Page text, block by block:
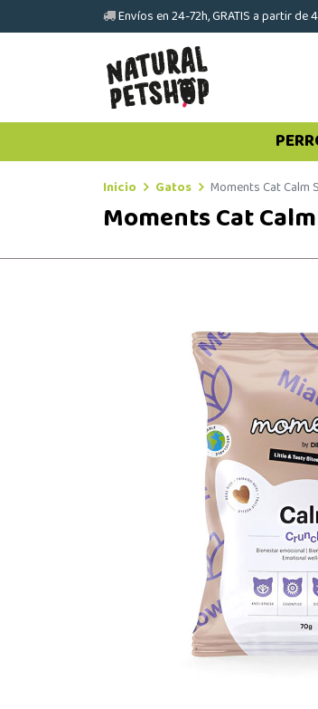
Envíos en 24-72h, GRATIS a partir de
Inicio Gatos Moments Cat Calm
Moments Cat